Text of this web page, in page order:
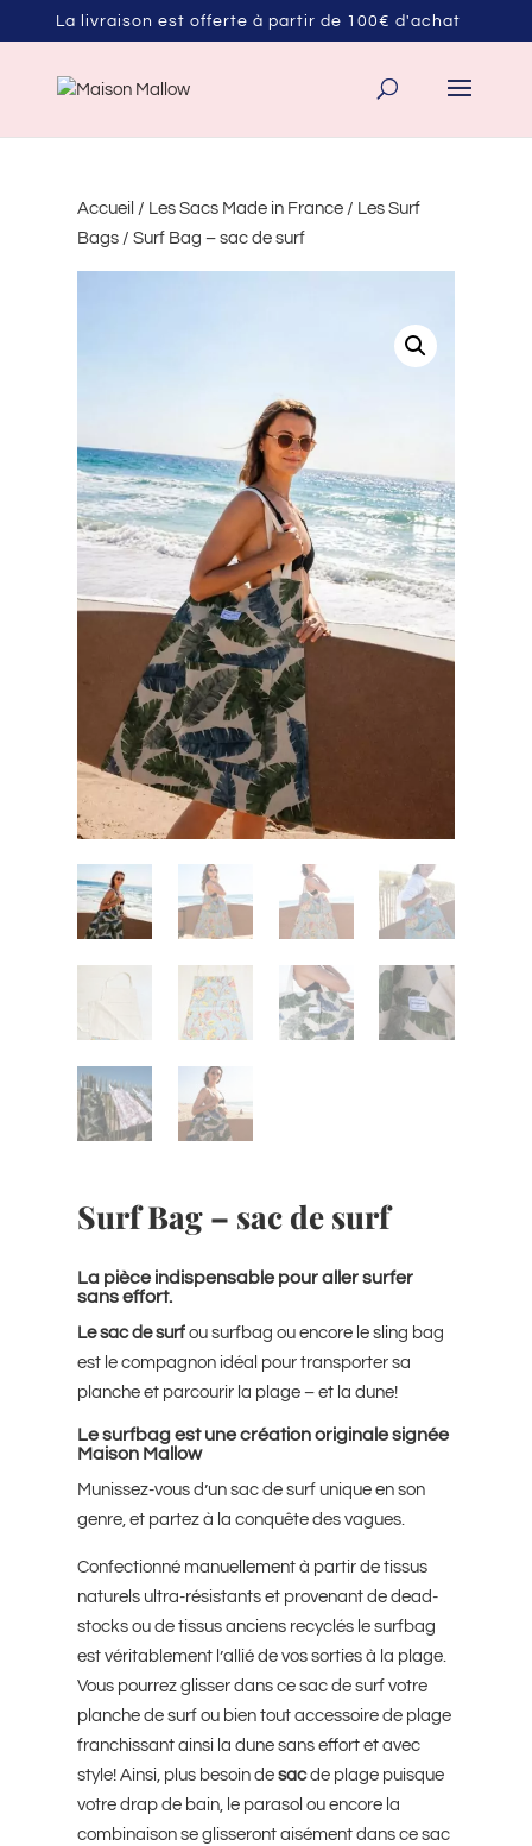
La livraison est offerte à partir de 100€ d'achat
Accueil / Les Sacs Made in France/ Les Surf
Bags/ Surf Bag – sac de surf
Surf Bag – sac de surf
La pièce indispensable pour aller surfer
sans effort.
Le sac de surf ou surfbag ou encore le sling bag
est le compagnon idéal pour transporter sa
planche et parcourir la plage – et la dune!
Le surfbag est une création originale signée
Maison Mallow
Munissez-vous d’un sac de surf unique en son
genre, et partez à la conquête des vagues.
Confectionné manuellement à partir de tissus
naturels ultra-résistants et provenant de dead-
stocks ou de tissus anciens recyclés le surfbag
est véritablement l’allié de vos sorties à la plage.
Vous pourrez glisser dans ce sac de surf votre
planche de surf ou bien tout accessoire de plage
franchissant ainsi la dune sans effort et avec
style! Ainsi, plus besoin de sac de plage puisque
votre drap de bain, le parasol ou encore la
combinaison se glisseront aisément dans ce sac